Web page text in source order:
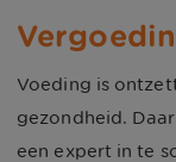
Voeding is
gezondheid.
een expert in te